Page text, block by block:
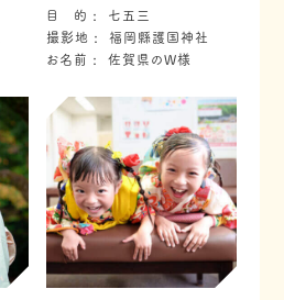
目 的
七五三
撮影地
福岡縣護国神社
お名前
佐賀県のW様